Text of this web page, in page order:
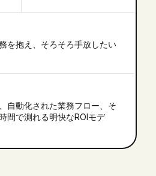
を抱え、そろそろ手放したい
自動化された業務フロー、そ
間で測れる明快なROIモデ